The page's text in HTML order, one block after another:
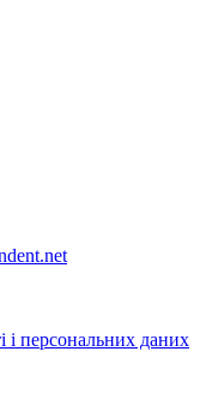
і персональних даних